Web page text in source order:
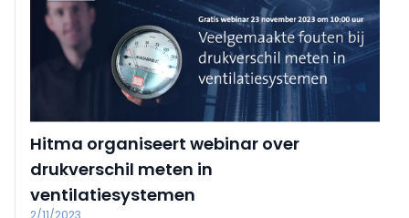
Hitma organiseert webinar over
drukverschil meten in
ventilatiesystemen
2/11/2023